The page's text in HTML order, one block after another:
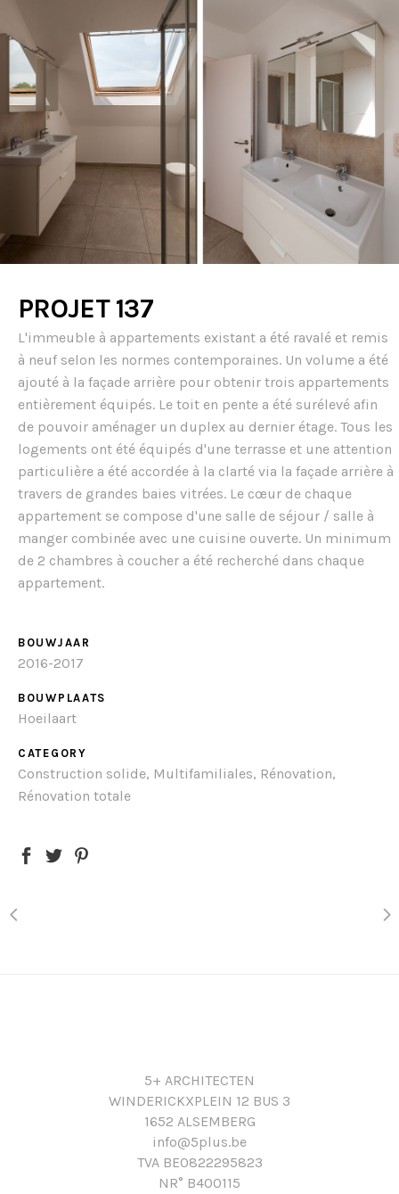
PROJET 137
L'immeuble à appartements existant a été ravalé et remis
à neuf selon les normes contemporaines. Un volume a été
ajouté à la façade arrière pour obtenir trois appartements
entièrement équipés. Le toit en pente a été surélevé afin
de pouvoir aménager un duplex au dernier étage. Tous les
logements ont été équipés d'une terrasse et une attention
particulière a été accordée à la clarté via la façade arrière à
travers de grandes baies vitrées. Le cœur de chaque
appartement se compose d'une salle de séjour / salle à
manger combinée avec une cuisine ouverte. Un minimum
de 2 chambres à coucher a été recherché dans chaque
appartement.
BOUWJAAR
2016-2017
BOUWPLAATS
Hoeilaart
CATEGORY
Construction solide, Multifamiliales, Rénovation,
Rénovation totale
5+ ARCHITECTEN
WINDERICKXPLEIN 12 BUS 3
1652 ALSEMBERG
info@5plus.be
TVA BE0822295823
NR° B400115